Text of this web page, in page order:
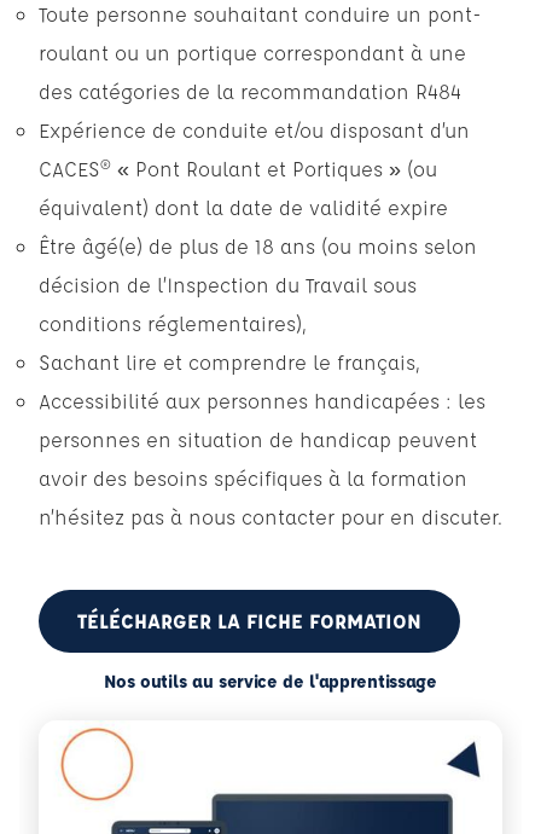
Toute personne souhaitant conduire un pont-
roulant ou un portique correspondant à une
des catégories de la recommandation R484
Expérience de conduite et/ou disposant d’un
CACES® « Pont Roulant et Portiques » (ou
équivalent) dont la date de validité expire
Être âgé(e) de plus de 18 ans (ou moins selon
décision de l’Inspection du Travail sous
conditions réglementaires),
Sachant lire et comprendre le français,
Accessibilité aux personnes handicapées : les
personnes en situation de handicap peuvent
avoir des besoins spécifiques à la formation
n’hésitez pas à nous contacter pour en discuter.
TÉLÉCHARGER LA FICHE FORMATION
Nos outils au service de l'apprentissage